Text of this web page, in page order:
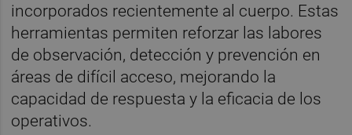
incorporados recientemente al cuerpo. Estas
herramientas permiten reforzar las labores
de observación, detección y prevención en
áreas de difícil acceso, mejorando la
capacidad de respuesta y la eficacia de los
operativos.